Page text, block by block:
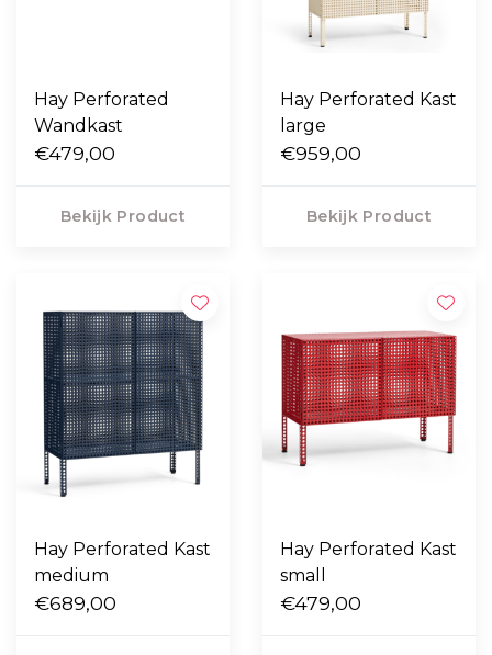
Hay Perforated
Wandkast
€479,00
Bekijk Product
Hay Perforated Kast
large
€959,00
Bekijk Product
Hay Perforated Kast
medium
€689,00
Hay Perforated Kast
small
€479,00